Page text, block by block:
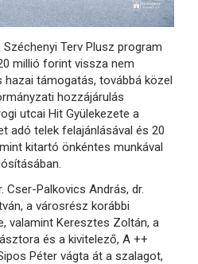
Terv Plusz program
millió forint vissza nem
támogatás, továbbá közel
hozzájárulás
utcai Hit Gyülekezete a
adó telek felajánlásával és 20
kitartó önkéntes munkával
Cser-Palkovics András, dr.
a városrész korábbi
valamint Keresztes Zoltán, a
és a kivitelező, A ++
Péter vágta át a szalagot,